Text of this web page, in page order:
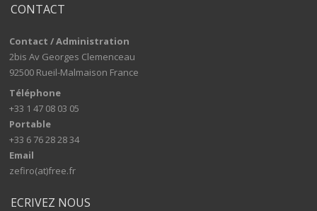
CONTACT
Contact / Administration
2bis Av Georges Clemenceau
92500 Rueil-Malmaison France
Téléphone
+33 1 47 08 03 05
Portable
+33 6 76 28 28 34
Email
zefiro(at)free.fr
ECRIVEZ NOUS